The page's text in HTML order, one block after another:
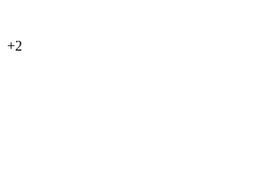
+2